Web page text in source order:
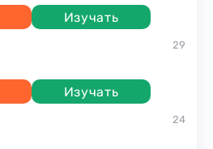
Изучать
Изучать
29
24